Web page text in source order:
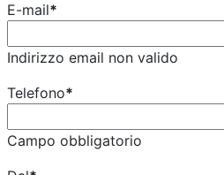
E-mail*
Indirizzo email non valido
Telefono*
Campo obbligatorio